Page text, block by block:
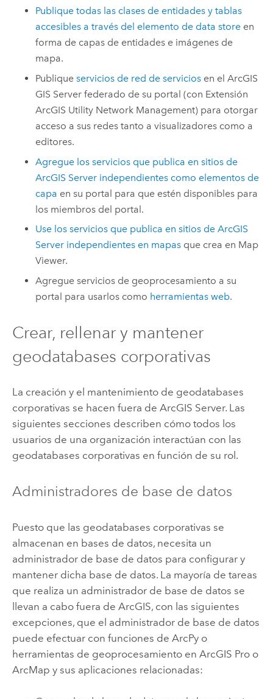
Publique todas las clases de entidades y tablas
accesibles a través del elemento de data store en
forma de capas de entidades e imágenes de
mapa.
Publiqueservicios de red de servicios en elArcGIS
GIS Server federado de su portal (con Extensión
ArcGIS Utility Network Management) para otorgar
acceso a sus redes tanto a visualizadores como a
editores.
Agregue los servicios que publica en sitios de
ArcGIS Server independientes como elementos de
capa en su portal para que estén disponibles para
los miembros del portal.
Use los servicios que publica en sitios deArcGIS
Server independientes en mapas que crea en Map
Viewer.
Agregue servicios de geoprocesamiento a su
portal para usarlos como herramientas web.
Crear, rellenar y mantener
geodatabases corporativas
La creación y el mantenimiento de geodatabases
corporativas se hacen fuera de ArcGIS Server. Las
siguientes secciones describen cómo todos los
usuarios de una organización interactúan con las
geodatabases corporativas en función de su rol.
Administradores de base de datos
Puesto que las geodatabases corporativas se
almacenan en bases de datos, necesita un
administrador de base de datos para configurar y
mantener dicha base de datos. La mayoría de tareas
que realiza un administrador de base de datos se
llevan a cabo fuera de ArcGIS, con las siguientes
excepciones, que el administrador de base de datos
puede efectuar con funciones de ArcPy o
herramientas de geoprocesamiento en ArcGIS Proo
ArcMap y sus aplicaciones relacionadas: